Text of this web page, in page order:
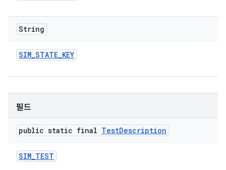
String
SIM_STATE_KEY
필드
public static final TestDescription
SIM_TEST